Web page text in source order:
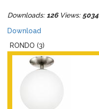
Downloads: 126Views: 5034
Download
RONDO (3)